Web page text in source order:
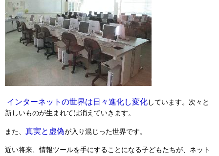
インターネットの世界は日々進化し変化しています。次々と
新しいものが生まれては消えていきます。
また、 真実と虚偽が入り混じった世界です。
近い将来、情報ツールを手にすることになる子どもたちが、ネット